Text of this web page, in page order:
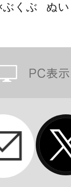
くぶ ぬ